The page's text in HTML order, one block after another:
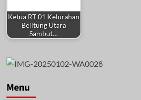
Ketua RT 01 Kelurahan
Belitung Utara
Sambut…
Menu